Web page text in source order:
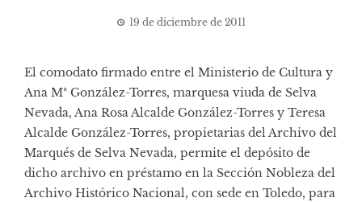
19 de diciembre de 2011
El comodato firmado entre el Ministerio de Cultura y
Ana Mª González-Torres, marquesa viuda de Selva
Nevada, Ana Rosa Alcalde González-Torres y Teresa
Alcalde González-Torres, propietarias del Archivo del
Marqués de Selva Nevada, permite el depósito de
dicho archivo en préstamo en la Sección Nobleza del
Archivo Histórico Nacional, con sede en Toledo, para